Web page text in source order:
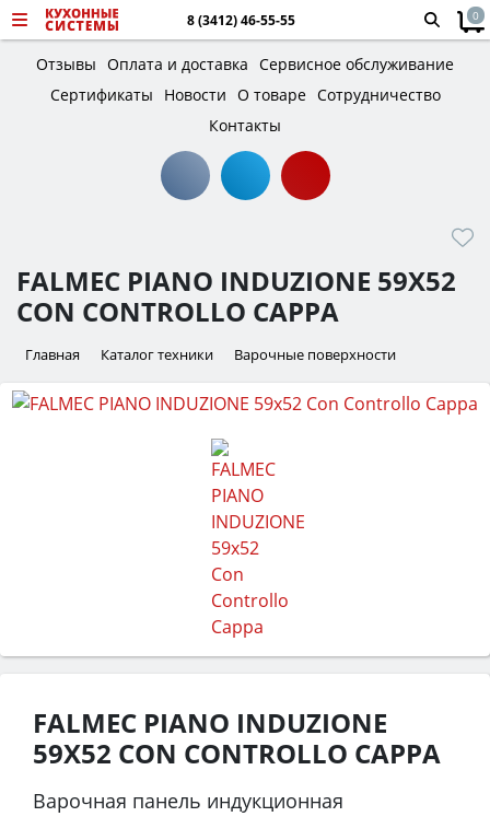
8 (3412) 46-55-55 0
Отзывы Оплата и доставка Сервисное обслуживание
Сертификаты
Новости О товаре Сотрудничество
Контакты
FALMEC PIANO INDUZIONE 59X52
CON CONTROLLO CAPPA
Главная Каталог техники Варочные поверхности
FALMEC PIANO INDUZIONE
59X52 CON CONTROLLO CAPPA
Варочная панель индукционная